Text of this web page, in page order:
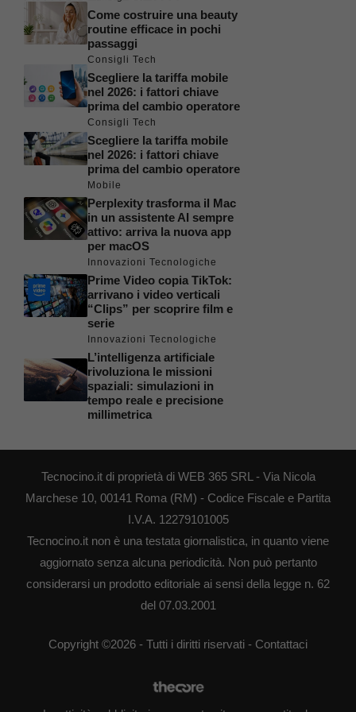
Come costruire una beauty
routine efficace in pochi
passaggi
Consigli Tech
Scegliere la tariffa mobile
nel 2026: i fattori chiave
prima del cambio operatore
Consigli Tech
Scegliere la tariffa mobile
nel 2026: i fattori chiave
prima del cambio operatore
Mobile
Perplexity trasforma il Mac
in un assistente AI sempre
attivo: arriva la nuova app
per macOS
Innovazioni Tecnologiche
Prime Video copia TikTok:
arrivano i video verticali
“Clips” per scoprire film e
serie
Innovazioni Tecnologiche
L’intelligenza artificiale
rivoluziona le missioni
spaziali: simulazioni in
tempo reale e precisione
millimetrica
Tecnocino.it di proprietà di WEB 365 SRL - Via Nicola
Marchese 10, 00141 Roma (RM) - Codice Fiscale e Partita
I.V.A. 12279101005
Tecnocino.it non è una testata giornalistica, in quanto viene
aggiornato senza alcuna periodicità. Non può pertanto
considerarsi un prodotto editoriale ai sensi della legge n. 62
del 07.03.2001
Copyright ©2026 - Tutti i diritti riservati - Contattaci